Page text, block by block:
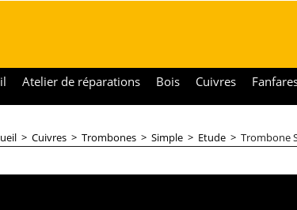
Atelier de réparations Bois Cuivres
> Cuivres > Trombones > Simple > Etude > Trombone